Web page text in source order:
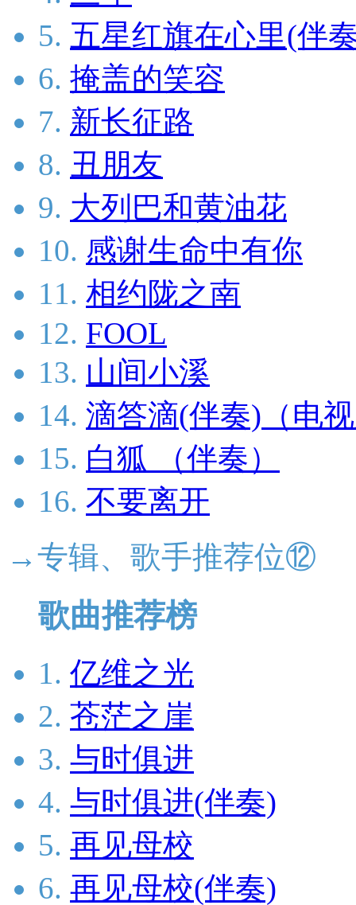
5. 五星红旗在心里(伴
6. 掩盖的笑容
7. 新长征路
8. 丑朋友
9. 大列巴和黄油花
10. 感谢生命中有你
11. 相约陇之南
12. FOOL
13. 山间小溪
14. 滴答滴(伴奏)（电
15. 白狐 （伴奏）
16. 不要离开
→专辑、歌手推荐位⑫
歌曲推荐榜
1. 亿维之光
2. 苍茫之崖
3. 与时俱进
4. 与时俱进(伴奏)
5. 再见母校
6. 再见母校(伴奏)